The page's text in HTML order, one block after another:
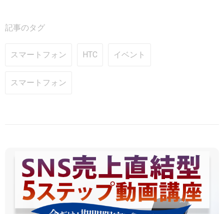
記事のタグ
スマートフォン HTC イベント
スマートフォン